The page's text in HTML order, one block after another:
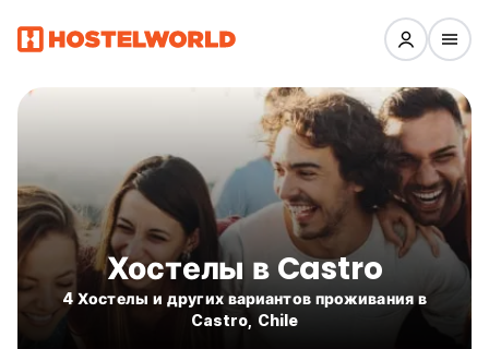
Хостелы в Castro
4 Хостелы и других вариантов проживания в
Castro, Chile